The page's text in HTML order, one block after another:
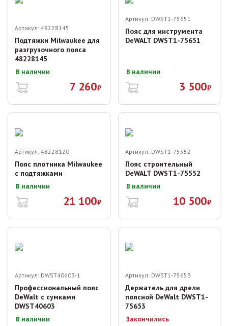
Артикул: 48228145
Подтяжки Milwaukee для
разгрузочного пояса
48228145
В наличии
7 260₽
Артикул: DWST1-75651
Пояс для инструмента
DeWALT DWST1-75651
В наличии
3 500₽
Артикул: 48228120
Пояс плотника Milwaukee
с подтяжками
В наличии
21 100₽
Артикул: DWST1-75552
Пояс строительный
DeWALT DWST1-75552
В наличии
10 500₽
Артикул: DWST40603-1
Профессиональный пояс
DeWalt с сумками
DWST40603
В наличии
Артикул: DWST1-75653
Держатель для дрели
поясной DeWalt DWST1-
75653
Закончились